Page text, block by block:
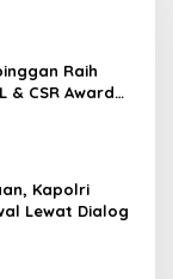
Raih
& CSR Award
Kapolri
Lewat Dialog